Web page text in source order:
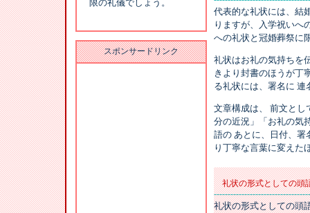
限の礼儀でしょう。
スポンサードリンク
代表的な礼状には、結
りますが、入学祝いへ
への礼状と冠婚葬祭に
礼状はお礼の気持ちを
きより封書のほうが丁
る礼状には、署名に
文章構成は、 前文とし
分の近況」「お礼の気
語の あとに、日付、署
り丁寧な言葉に変えた
礼状の形式としての頭
礼状の形式としての頭